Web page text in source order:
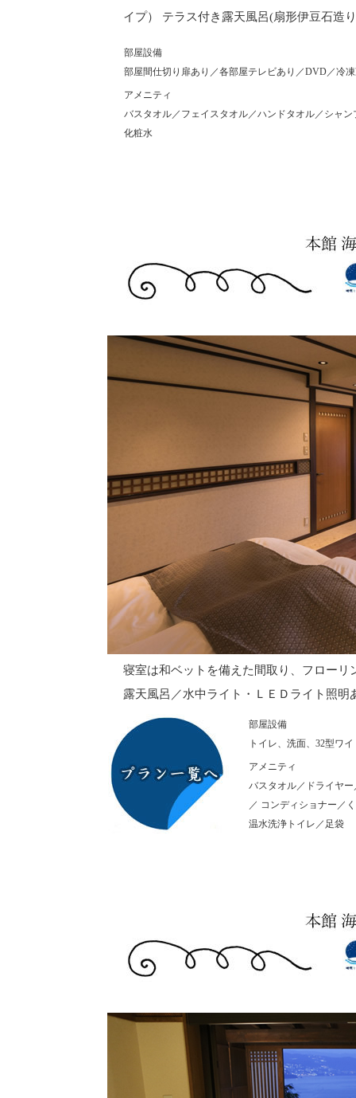
イプ） テラス付き露天風呂(扇形伊豆石造
部屋設備
部屋間仕切り扉あり／各部屋テレビあり／DVD／冷
アメニティ
バスタオル／フェイスタオル／ハンドタオル／シャ
化粧水
寝室は和ベットを備えた間取り、フロー
露天風呂／水中ライト・ＬＥＤライト照
部屋設備
トイレ、洗面、32型ワ
アメニティ
バスタオル／ドライヤ
／ コンディショナー／
温水洗浄トイレ／足袋